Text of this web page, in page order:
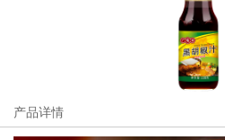
产品详情